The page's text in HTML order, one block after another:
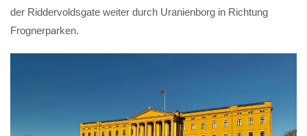
der Riddervoldsgate weiter durch Uranienborg in Richtung
Frognerparken.